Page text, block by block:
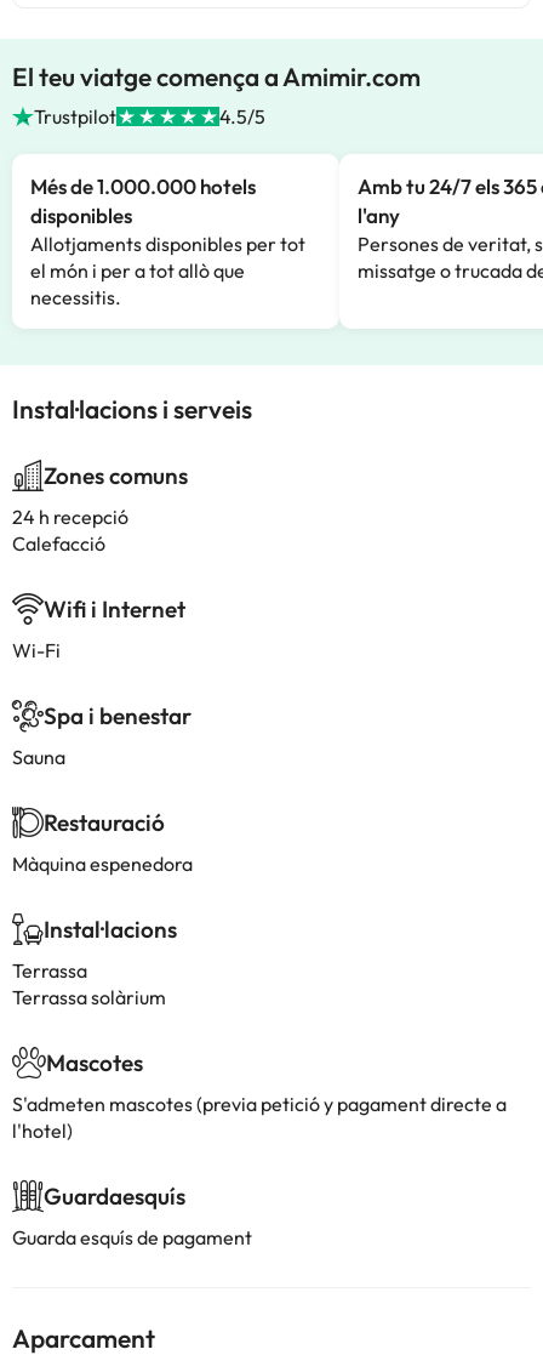
El teu viatge comença a Amimir.com
Trustpilot 4.5/5
Més de 1.000.000 hotels
disponibles
Allotjaments disponibles per tot
el món i per a tot allò que
necessitis.
Amb tu 24/7 els 365
l'any
Persones de veritat,
missatge o trucada
Instal·lacions i serveis
Zones comuns
24 h recepció
Calefacció
Wifi i Internet
Wi-Fi
Spa i benestar
Sauna
Restauració
Màquina espenedora
Instal·lacions
Terrassa
Terrassa solàrium
Mascotes
S'admeten mascotes (previa petició y pagament directe a
l'hotel)
Guardaesquís
Guarda esquís de pagament
Aparcament